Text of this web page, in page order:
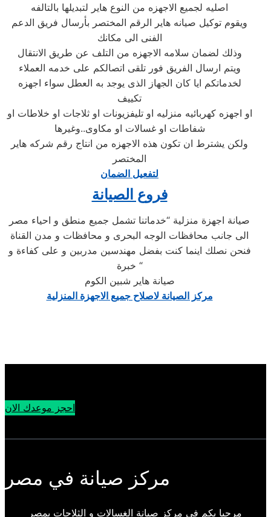
اصليه لجميع الاجهزه من النوع هاير لتبديلها بالتالفه
ويقوم توكيل صيانه هاير الرقم المختصر بأرسال فريق الدعم
الفنى الى مكانك
وذلك لضمان سلامه الاجهزه من التلف عن طريق الانتقال
ويتم ارسال الفريق فور تلقى اتصالكم على خدمه العملاء
لخدماتكم ايا كان الجهاز الذى يوجد به العطل سواء اجهزه
تكييف
او اجهزه كهربائيه منزليه او تليفزيونات او ثلاجات او خلاطات او
شفاطات او غسالات او مكاوى..وغيرها
ولكن يشترط ان تكون هذه الاجهزه من انتاج رقم شركه هاير
المختصر
لتفعيل الضمان
فروع الصيانة
صيانة اجهزة منزلية “خدماتنا تشمل جميع منطق و احياء مصر
الى جانب محافظات الوجه البحرى و محافظات و مدن القناة
فنحن نصلك اينما كنت بفضل مهندسين مدربين و على كفاءة و
خبرة “
صيانة هاير شبين الكوم
مركز الصيانة لاصلاح جميع الاجهزة المنزلية
احجز موعدك الان
مركز صيانة في مصر
مرحبا بكم فى مركز صيانة الغسالات و الثلاجات بمصر